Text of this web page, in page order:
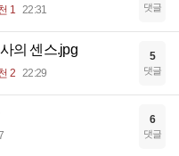
1 22:31 댓글
의 센스.jpg
2 22:29
5
댓글
6
댓글